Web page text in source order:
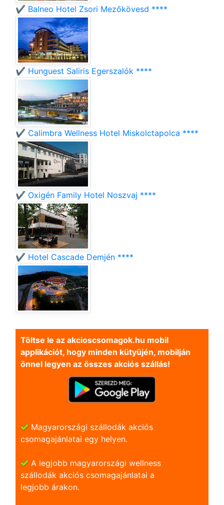
✔️ Balneo Hotel Zsori Mezőkövesd ****
✔️ Hunguest Saliris Egerszalók ****
✔️ Calimbra Wellness Hotel Miskolctapolca ****
✔️ Oxigén Family Hotel Noszvaj ****
✔️ Hotel Cascade Demjén ****
Töltse le az akcioscsomagok.hu mobil
applikációt, hogy minden kütyüjén, mobilján
önnel legyen az összes akciós szállás!
Magyarországi szállodák akciós
csomagajánlatai egy helyen.
A legjobb magyarországi wellness
szállodák akciós csomagajánlatai a
legjobb árakon.